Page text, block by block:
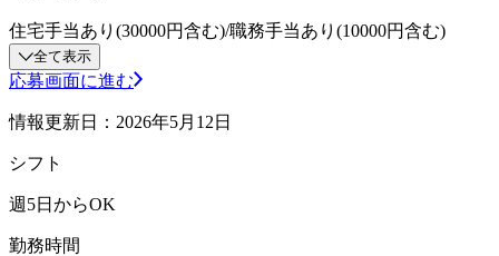
住宅手当あり(30000円含む)/職務手当あり(10000円含む)
全て表示
応募画面に進む
情報更新日：2026年5月12日
シフト
週5日からOK
勤務時間